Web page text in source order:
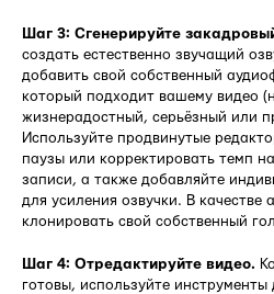
Шаг 3: Сгенерируйте
создать естественно звучащий
добавить свой собственный
который подходит вашему видео
жизнерадостный, серьёзный или
Используйте продвинутые
паузы или корректировать темп
записи, а также добавляйте
для усиления озвучки. В качестве
клонировать свой собственный
Шаг 4: Отредактируйте видео.
готовы, используйте